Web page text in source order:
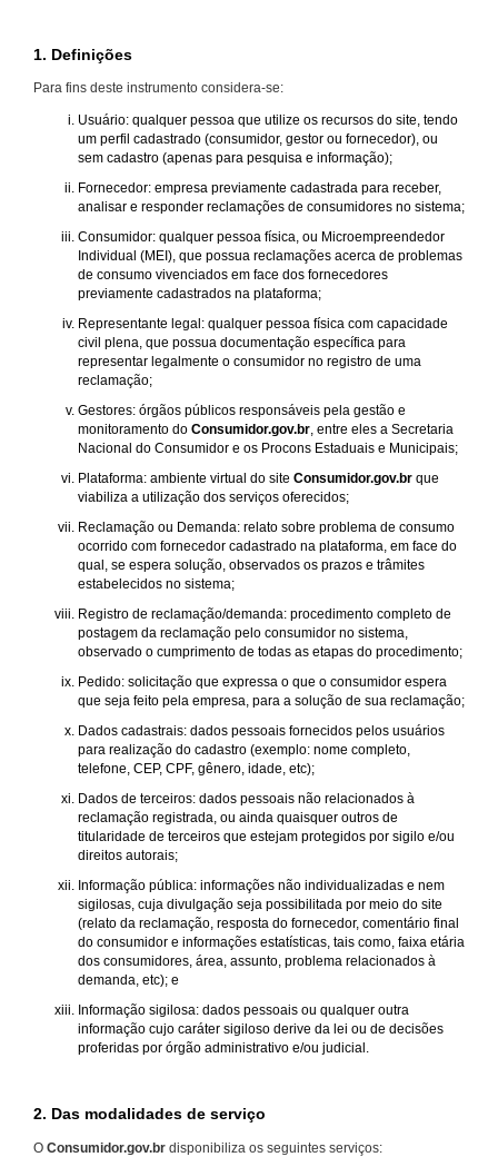
1. Definições
Para fins deste instrumento considera-se:
Usuário: qualquer pessoa que utilize os recursos do site, tendo
um perfil cadastrado (consumidor, gestor ou fornecedor), ou
sem cadastro (apenas para pesquisa e informação);
Fornecedor: empresa previamente cadastrada para receber,
analisar e responder reclamações de consumidores no sistema;
Consumidor: qualquer pessoa física, ou Microempreendedor
Individual (MEI), que possua reclamações acerca de problemas
de consumo vivenciados em face dos fornecedores
previamente cadastrados na plataforma;
Representante legal: qualquer pessoa física com capacidade
civil plena, que possua documentação específica para
representar legalmente o consumidor no registro de uma
reclamação;
Gestores: órgãos públicos responsáveis pela gestão e
monitoramento do Consumidor.gov.br, entre eles a Secretaria
Nacional do Consumidor e os Procons Estaduais e Municipais;
Plataforma: ambiente virtual do site Consumidor.gov.br que
viabiliza a utilização dos serviços oferecidos;
Reclamação ou Demanda: relato sobre problema de consumo
ocorrido com fornecedor cadastrado na plataforma, em face do
qual, se espera solução, observados os prazos e trâmites
estabelecidos no sistema;
Registro de reclamação/demanda: procedimento completo de
postagem da reclamação pelo consumidor no sistema,
observado o cumprimento de todas as etapas do procedimento;
Pedido: solicitação que expressa o que o consumidor espera
que seja feito pela empresa, para a solução de sua reclamação;
Dados cadastrais: dados pessoais fornecidos pelos usuários
para realização do cadastro (exemplo: nome completo,
telefone, CEP, CPF, gênero, idade, etc);
Dados de terceiros: dados pessoais não relacionados à
reclamação registrada, ou ainda quaisquer outros de
titularidade de terceiros que estejam protegidos por sigilo e/ou
direitos autorais;
Informação pública: informações não individualizadas e nem
sigilosas, cuja divulgação seja possibilitada por meio do site
(relato da reclamação, resposta do fornecedor, comentário final
do consumidor e informações estatísticas, tais como, faixa etária
dos consumidores, área, assunto, problema relacionados à
demanda, etc); e
Informação sigilosa: dados pessoais ou qualquer outra
informação cujo caráter sigiloso derive da lei ou de decisões
proferidas por órgão administrativo e/ou judicial.
2. Das modalidades de serviço
O Consumidor.gov.br disponibiliza os seguintes serviços: